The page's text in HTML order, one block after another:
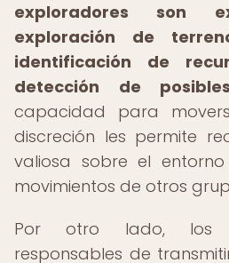
exploradores son
exploración de
identificación de
detección de
capacidad para
discreción les permite
valiosa sobre el
movimientos de otros
Por otro lado, los
responsables de